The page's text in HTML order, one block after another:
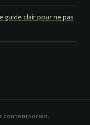
guide clair pour ne pas
contemporain.